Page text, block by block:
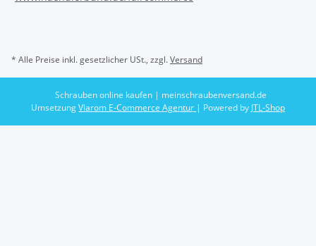
* Alle Preise inkl. gesetzlicher USt., zzgl.Versand
Schrauben online kaufen | meinschraubenversand.de
UmsetzungVlarom E-Commerce Agentur | Powered by JTL-Shop